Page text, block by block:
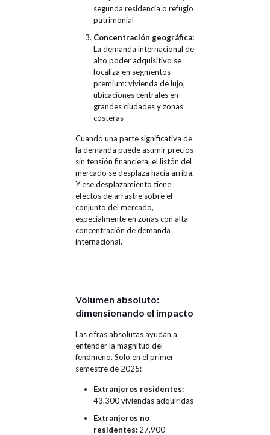
segunda residencia o refugio
patrimonial
Concentración geográfica:
La demanda internacional de
alto poder adquisitivo se
focaliza en segmentos
premium: vivienda de lujo,
ubicaciones centrales en
grandes ciudades y zonas
costeras
Cuando una parte significativa de
la demanda puede asumir precios
sin tensión financiera, el listón del
mercado se desplaza hacia arriba.
Y ese desplazamiento tiene
efectos de arrastre sobre el
conjunto del mercado,
especialmente en zonas con alta
concentración de demanda
internacional.
Volumen absoluto:
dimensionando el impacto
Las cifras absolutas ayudan a
entender la magnitud del
fenómeno. Solo en el primer
semestre de 2025:
Extranjeros residentes:
43.300 viviendas adquiridas
Extranjeros no
residentes:27.900